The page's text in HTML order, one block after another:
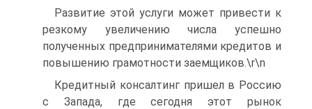
Развитие этой услуги может привести к
резкому увеличению числа успешно
полученных предпринимателями кредитов и
повышению грамотности заемщиков.\r\n
Кредитный консалтинг пришел в Россию
с Запада, где сегодня этот рынок